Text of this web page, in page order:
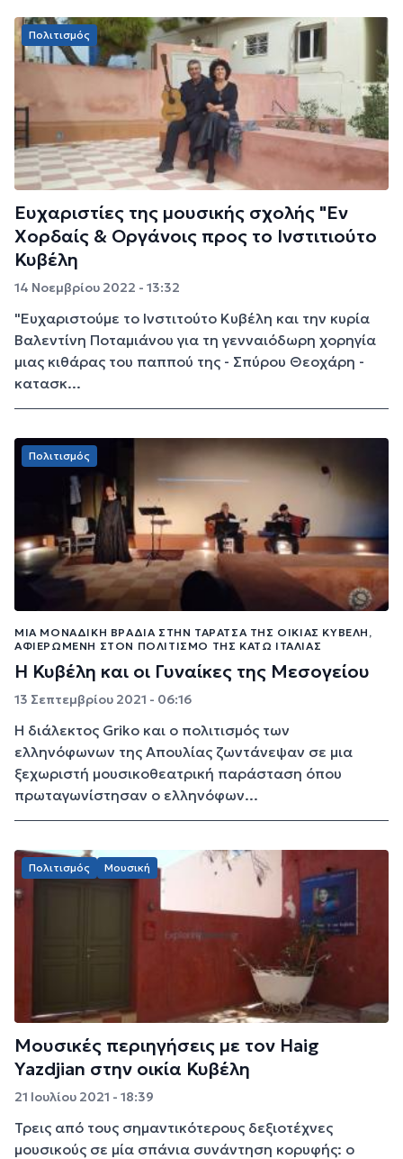
Πολιτισμός
Ευχαριστίες της μουσικής σχολής "Εν
Χορδαίς & Οργάνοις προς το Ινστιτιούτο
Κυβέλη
14 Νοεμβρίου 2022 - 13:32
"Ευχαριστούμε το Ινστιτούτο Κυβέλη και την κυρία
Βαλεντίνη Ποταμιάνου για τη γενναιόδωρη χορηγία
μιας κιθάρας του παππού της - Σπύρου Θεοχάρη -
κατασκ...
Πολιτισμός
ΜΙΑ ΜΟΝΑΔΙΚΉ ΒΡΑΔΙΆ ΣΤΗΝ ΤΑΡΆΤΣΑ ΤΗΣ ΟΙΚΊΑΣ ΚΥΒΈΛΗ,
ΑΦΙΕΡΩΜΈΝΗ ΣΤΟΝ ΠΟΛΙΤΙΣΜΌ ΤΗΣ ΚΆΤΩ ΙΤΑΛΊΑΣ
Η Κυβέλη και οι Γυναίκες της Μεσογείου
13 Σεπτεμβρίου 2021 - 06:16
Η διάλεκτος Griko και ο πολιτισμός των
ελληνόφωνων της Απουλίας ζωντάνεψαν σε μια
ξεχωριστή μουσικοθεατρική παράσταση όπου
πρωταγωνίστησαν ο ελληνόφων...
Πολιτισμός Μουσική
Μουσικές περιηγήσεις με τον Ηaig
Yazdjian στην οικία Κυβέλη
21 Ιουλίου 2021 - 18:39
Τρεις από τους σημαντικότερους δεξιοτέχνες
μουσικούς σε μία σπάνια συνάντηση κορυφής: ο